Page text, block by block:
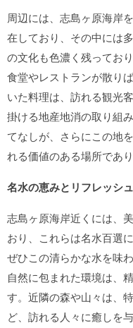
周辺には、志島ヶ原海岸
在しており、その中には
の文化も色濃く残ってお
食堂やレストランが散り
いた料理は、訪れる観光
掛ける地産地消の取り組
てなしが、さらにこの地
れる価値のある場所であり
名水の恵みとリフレッシ
志島ヶ原海岸近くには、
おり、これらは名水百選
ぜひこの清らかな水を味
自然に包まれた環境は、
す。近隣の森や山々は、
ど、訪れる人々に癒しを